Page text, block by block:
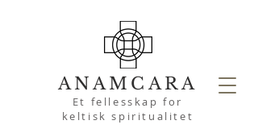
ANAMCARA
Et fellesskap for
keltisk spiritualitet